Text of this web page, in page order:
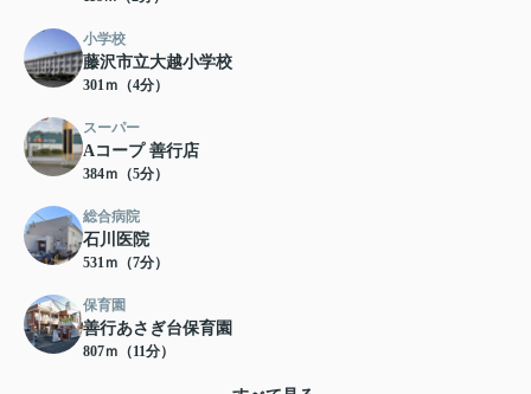
小学校
藤沢市立大越小学校
301ｍ（4分）
スーパー
Aコープ 善行店
384ｍ（5分）
総合病院
石川医院
531ｍ（7分）
保育園
善行あさぎ台保育園
807ｍ（11分）